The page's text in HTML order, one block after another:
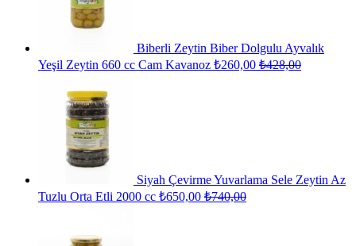
Biberli Zeytin Biber Dolgulu Ayvalık
Yeşil Zeytin 660 cc Cam Kavanoz ₺260,00 ₺428,00
Siyah Çevirme Yuvarlama Sele Zeytin Az
Tuzlu Orta Etli 2000 cc ₺650,00 ₺740,00